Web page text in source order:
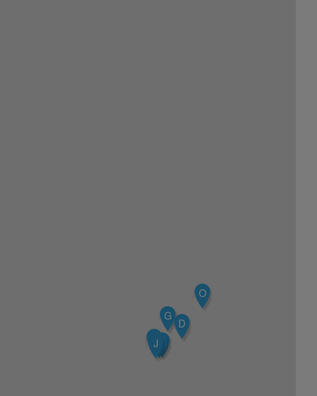
D
E
G
J
O
S